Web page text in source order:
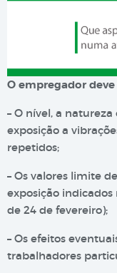
O empregador
– O nível, a
exposição a
repetidos;
– Os valores limite
exposição indicados
de 24 de fevereiro);
– Os efeitos
trabalhadores